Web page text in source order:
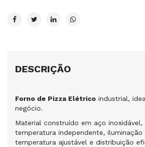
DESCRIÇÃO
Forno de Pizza Elétrico industrial,
negócio.
Material construído em aço
temperatura independente, iluminação
temperatura ajustável e distribuição